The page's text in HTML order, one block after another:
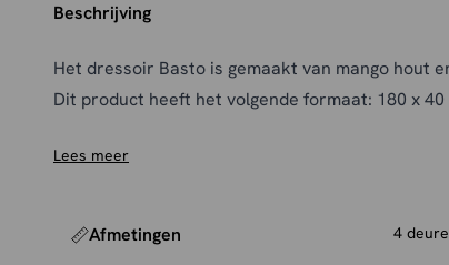
Beschrijving
Het dressoir Basto is gemaakt van mango hout
Dit product heeft het volgende formaat: 180 x 40
Lees meer
Afmetingen 4